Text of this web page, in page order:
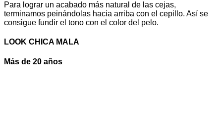
Para lograr un acabado más natural de las cejas,
terminamos peinándolas hacia arriba con el cepillo. Así se
consigue fundir el tono con el color del pelo.
LOOK CHICA MALA
Más de 20 años